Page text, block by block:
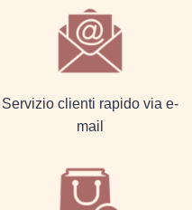
Servizio clienti rapido via e-
mail